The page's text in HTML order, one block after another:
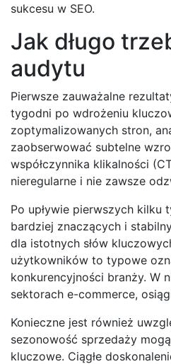
sukcesu w SEO.
Jak długo
audytu
Pierwsze zauważalne
tygodni po wdrożeniu
zoptymalizowanych stron,
zaobserwować subtelne
współczynnika klikalności
nieregularne i nie zawsze
Po upływie pierwszych
bardziej znaczących i
dla istotnych słów
użytkowników to typowe
konkurencyjności branży. W
sektorach e-commerce,
Konieczne jest również
sezonowość sprzedaży
kluczowe. Ciągłe